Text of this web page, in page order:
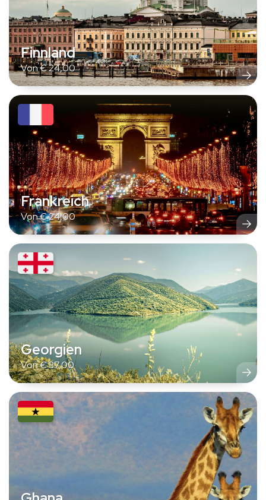
Finnland
Von€24,00
Frankreich
Von€24,00
Georgien
Von€37,00